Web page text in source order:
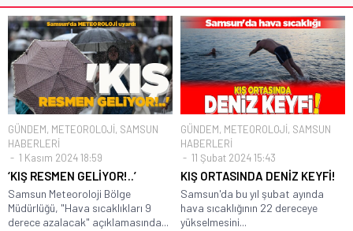
GÜNDEM, METEOROLOJİ, SAMSUN
HABERLERİ
1 Kasım 2024 18:59
‘KIŞ RESMEN GELİYOR!..’
Samsun Meteoroloji Bölge
Müdürlüğü, "Hava sıcaklıkları 9
derece azalacak" açıklamasında...
GÜNDEM, METEOROLOJİ, SAMSUN
HABERLERİ
11 Şubat 2024 15:43
KIŞ ORTASINDA DENİZ KEYFİ!
Samsun'da bu yıl şubat ayında
hava sıcaklığının 22 dereceye
yükselmesini...